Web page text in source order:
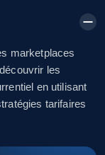
rating,
and
marketplaces
les
en utilisant
tarifaires